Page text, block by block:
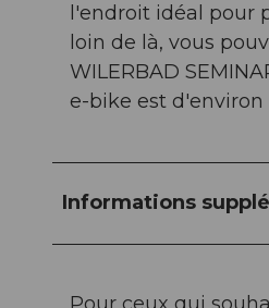
l'endroit idéal pour
loin de là, vous
WILERBAD
e-bike est d'environ
Informations